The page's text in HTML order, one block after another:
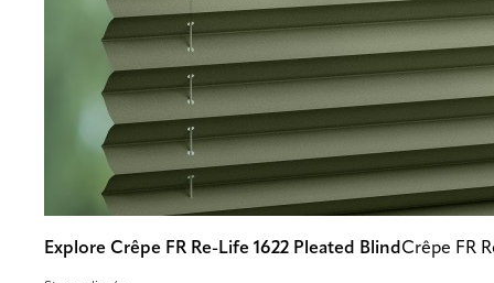
Explore Crêpe FR Re-Life 1622 Pleated Blind Crêpe FR